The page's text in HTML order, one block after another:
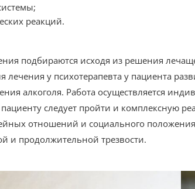
реакций.
подбираются исходя из решения
лечения у психотерапевта у пациента
алкоголя. Работа осуществляется
следует пройти и комплексную
отношений и социального
и продолжительной трезвости.